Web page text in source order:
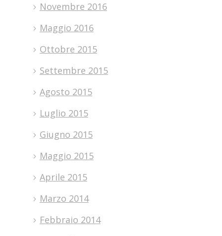
Novembre 2016
Maggio 2016
Ottobre 2015
Settembre 2015
Agosto 2015
Luglio 2015
Giugno 2015
Maggio 2015
Aprile 2015
Marzo 2014
Febbraio 2014